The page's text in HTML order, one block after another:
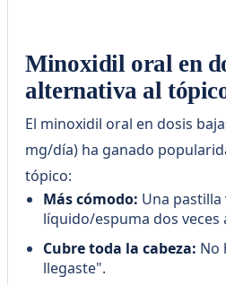
Minoxidil oral en
alternativa al
El minoxidil oral en dosis
mg/día) ha ganado
tópico:
Más cómodo: Una pastilla
líquido/espuma dos veces
Cubre toda la cabeza: No
llegaste".